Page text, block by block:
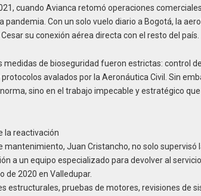
cuando Avianca retomó operaciones
pandemia. Con un solo vuelo diario a Bogotá, la
su conexión aérea directa con el resto del país.
medidas de bioseguridad fueron estrictas: control
avalados por la Aeronáutica Civil. Sin
sino en el trabajo impecable y estratégico
la reactivación
mantenimiento, Juan Cristancho, no solo supervisó
a un equipo especializado para devolver al
de 2020 en Valledupar.
estructurales, pruebas de motores, revisiones de